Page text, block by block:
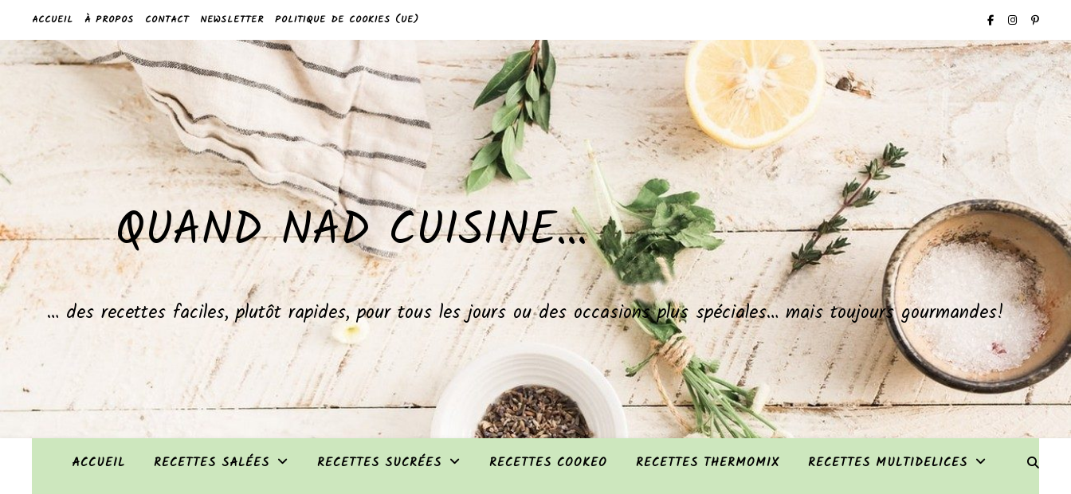
ACCUEIL À PROPOS CONTACT NEWSLETTER POLITIQUE DE COOKIES (UE)
QUAND NAD CUISINE…
… des recettes faciles, plutôt rapides, pour tous les jours ou des occasions plus spéciales… mais toujours gourmandes!
ACCUEIL RECETTES SALÉES RECETTES SUCRÉES RECETTES COOKEO RECETTES THERMOMIX RECETTES MULTIDELICES